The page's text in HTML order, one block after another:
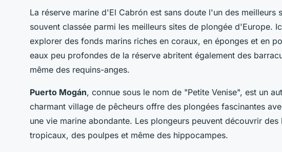
La réserve marine d'El Cabrón est sans doute l'un des meilleurs
souvent classée parmi les meilleurs sites de plongée d'Europe.
explorer des fonds marins riches en coraux, en éponges et en
eaux peu profondes de la réserve abritent également des
même des requins-anges.
Puerto Mogán, connue sous le nom de "Petite Venise", est un
charmant village de pêcheurs offre des plongées fascinantes
une vie marine abondante. Les plongeurs peuvent découvrir
tropicaux, des poulpes et même des hippocampes.